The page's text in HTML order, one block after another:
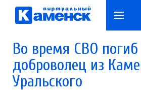
Во время СВО
доброволец из
Уральского